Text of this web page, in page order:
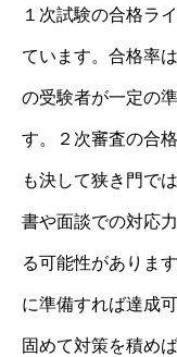
１次試験の合格ラ
ています。合格率
の受験者が一定の
す。２次審査の合
も決して狭き門で
書や面談での対応
る可能性がありま
に準備すれば達成
固めて対策を積め